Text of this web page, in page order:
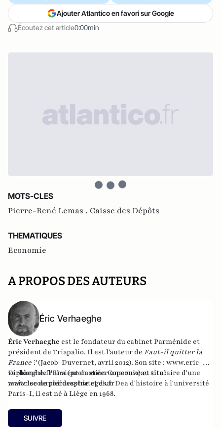
Écoutez cet article0:00min
Ajouter Atlantico en favori sur Google
MOTS-CLES
Pierre-René Lemas , Caisse des Dépôts
THEMATIQUES
Economie
A PROPOS DES AUTEURS
Éric Verhaeghe
Éric Verhaeghe est le fondateur du cabinet Parménide et
président de Triapalio. Il est l'auteur de Faut-il quitter la
France ?(Jacob-Duvernet, avril 2012). Son site : www.eric-
verhaeghe.frIl vient de créer un nouveau site :
www.lecourrierdesstrateges.fr
Diplômé de l'Ena (promotion Copernic) et titulaire d'une
maîtrise de philosophie et d'un Dea d'histoire à l'université
Paris-I, il est né à Liège en 1968.
SUIVRE